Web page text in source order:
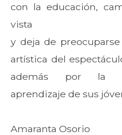
con la educación,
vista
y deja de
artística del
además por la
aprendizaje de sus
Amaranta Osorio